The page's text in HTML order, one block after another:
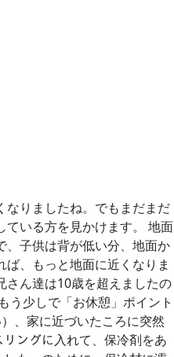
なりましたね。でもまだまだ
ている方を見かけます。 地面
、子供は背が低い分、地面か
、もっと地面に近くなりま
さん達は10歳を超えましたの
もう少しで「お休憩」ポイント
、家に近づいたころに突然
ングに入れて、保冷剤をあ